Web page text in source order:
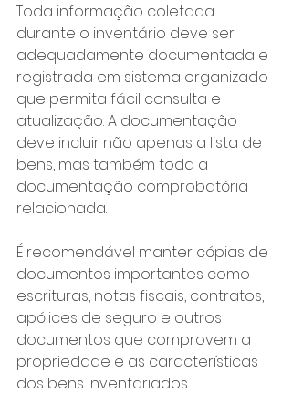
Toda informação coletada
durante o inventário deve ser
adequadamente documentada e
registrada em sistema organizado
que permita fácil consulta e
atualização. A documentação
deve incluir não apenas a lista de
bens, mas também toda a
documentação comprobatória
relacionada.
É recomendável manter cópias de
documentos importantes como
escrituras, notas fiscais, contratos,
apólices de seguro e outros
documentos que comprovem a
propriedade e as características
dos bens inventariados.